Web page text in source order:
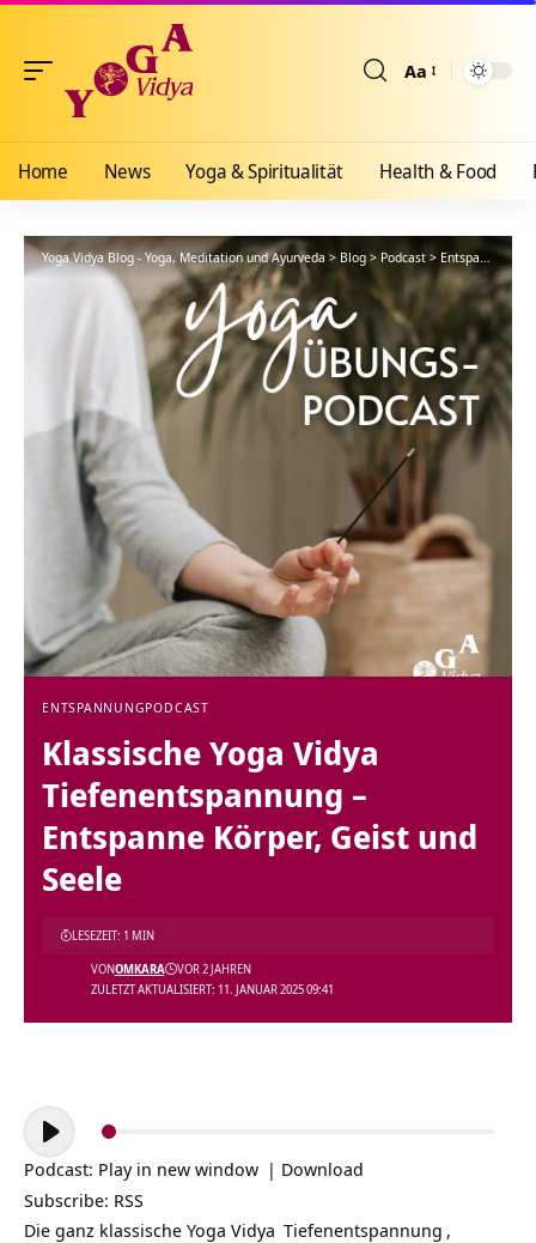
Aa
Home News Yoga & Spiritualität Health & Food
Yoga Vidya Blog - Yoga, Meditation und Ayurveda > Blog > Podcast > Entspannung
ENTSPANNUNGPODCAST
Klassische Yoga Vidya
Tiefenentspannung –
Entspanne Körper, Geist und
Seele
ZULETZT AKTUALISIERT: 11. JANUAR 2025 09:41
VONOMKARA VOR 2 JAHREN
LESEZEIT: 1 MIN
Audio-
Player
Podcast: Play in new window | Download
Subscribe: RSS
Die ganz klassische Yoga Vidya Tiefenentspannung ,